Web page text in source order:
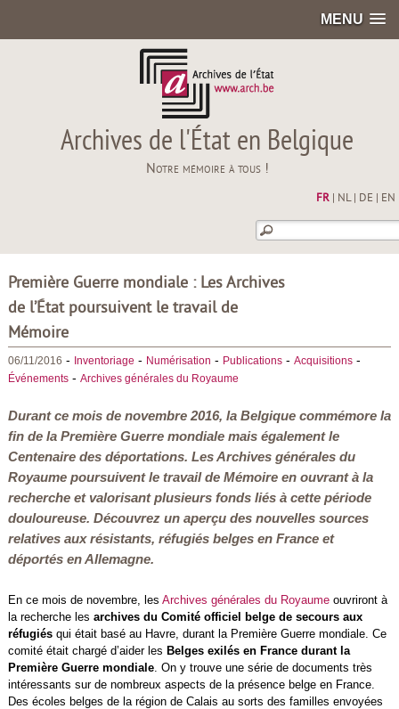
MENU
Archives de l'État en Belgique
Notre mémoire à tous !
FR| NL| DE EN
Première Guerre mondiale : Les Archives
de l’État poursuivent le travail de
Mémoire
06/11/2016 - Inventoriage - Numérisation - Publications- Acquisitions-
Événements- Archives générales du Royaume
Durant ce mois de novembre 2016, la Belgique commémore la
fin de la Première Guerre mondiale mais également le
Centenaire des déportations. Les Archives générales du
Royaume poursuivent le travail de Mémoire en ouvrant à la
recherche et valorisant plusieurs fonds liés à cette période
douloureuse. Découvrez un aperçu des nouvelles sources
relatives aux résistants, réfugiés belges en France et
déportés en Allemagne.
En ce mois de novembre, les Archives générales du Royaumeouvriront à
la recherche les archives du Comité officiel belge de secours aux
réfugiés qui était basé au Havre, durant la Première Guerre mondiale. Ce
comité était chargé d’aider les Belges exilés en France durant la
Première Guerre mondiale. On y trouve une série de documents très
intéressants sur de nombreux aspects de la présence belge en France.
Des écoles belges de la région de Calais au sorts des familles envoyées